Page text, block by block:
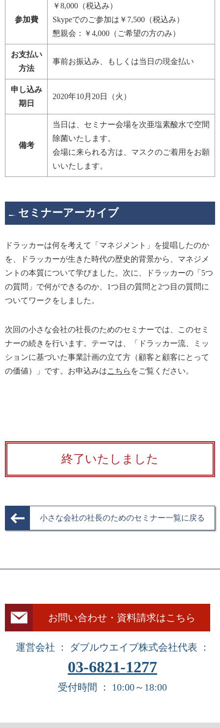
参加費
￥8,000 （税込み）
Skypeでのご参加は￥7,500（税込み）
懇親会：￥4,000（ご希望の方のみ）
お支払い
方法
事前お振込み、もしくは当日の現金払い
申し込み
期日
2020年10月20日（火）
備考
当日は、セミナー会場を次亜塩素酸水で空間
除菌いたします。
会場に来られる方は、マスクのご着用をお願
いいたします。
セミナーアーカイブ
ドラッカーは何を考えて「マネジメント」を提唱したのか
を、ドラッカーが生きた時代の歴史的背景から、マネジメ
ントの本質について学びました。次に、ドラッカーの「5つ
の質問」で何ができるのか、1つ目の質問と2つ目の質問に
ついてワークをしました。
次回の小さな会社の社長のためのセミナーでは、このセミ
ナーの続きを行います。テーマは、「ドラッカー流、ミッ
ションに基づいた事業計画の立て方（顧客と顧客にとって
の価値）」です。お申込みはこちら をご覧ください。
終了いたしました
小さな会社の社長のためのセミナー一覧に戻る
お問い合わせ・資料請求はこちら
運営会社 ： ダブルウエイブ株式会社代表 ：
03-6821-1277
受付時間 ： 10:00～18:00